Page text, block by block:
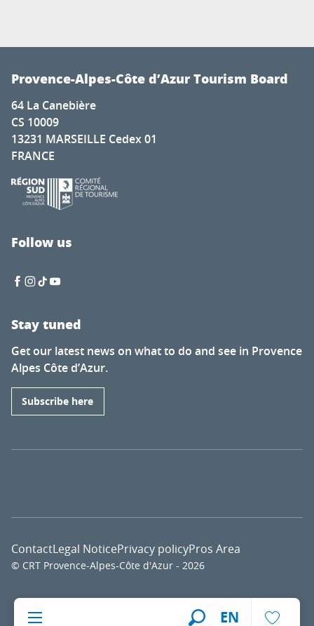
EN
Provence-Alpes-Côte d’Azur Tourism Board
64 La Canebière
CS 10009
13231 MARSEILLE Cedex 01
FRANCE
Follow us
Stay tuned
Get our latest news on what to do and see in Provence
Alpes Côte d’Azur.
Subscribe here
© CRT Provence-Alpes-Côte d'Azur - 2026
ContactLegal NoticePrivacy policyPros Area